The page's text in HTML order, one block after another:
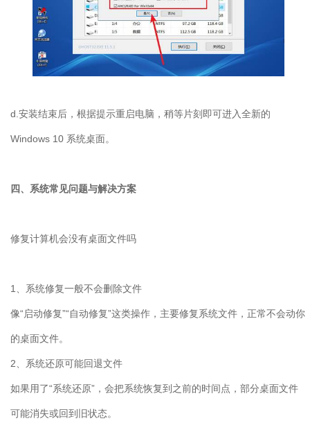
d. 安装结束后，根据提示重启电脑，稍等片刻即可进入全新的
Windows 10 系统桌面。
四、系统常见问题与解决方案
修复计算机会没有桌面文件吗
1 、系统修复一般不会删除文件
像“启动修复”“自动修复”这类操作，主要修复系统文件，正常不会动你
的桌面文件。
2 、系统还原可能回退文件
如果用了“系统还原”，会把系统恢复到之前的时间点，部分桌面文件
可能消失或回到旧状态。